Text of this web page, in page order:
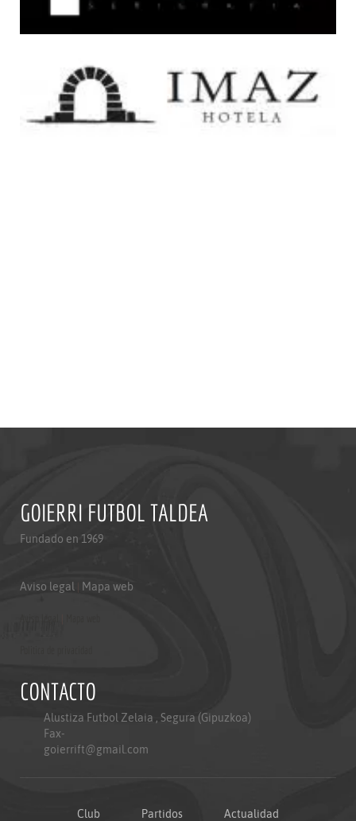
GOIERRI FUTBOL TALDEA
Fundado en 1969
Aviso legal Mapa web
CONTACTO
Alustiza Futbol Zelaia , Segura (Gipuzkoa)
Fax-
goierrift@gmail.com
Club Partidos Actualidad